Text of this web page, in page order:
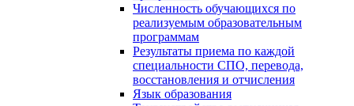
Численность обучающихся по
реализуемым образовательным
программам
Результаты приема по каждой
специальности СПО, перевода,
восстановления и отчисления
Язык образования